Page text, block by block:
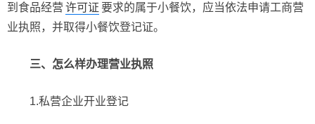
到食品经营 许可证 要求的属于小餐饮，应当依法申请工商营
业执照，并取得小餐饮登记证。
三、怎么样办理营业执照
1.私营企业开业登记